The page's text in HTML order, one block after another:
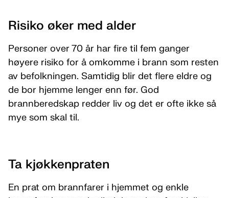
Risiko øker med alder
Personer over 70 år har fire til fem ganger
høyere risiko for å omkomme i brann som resten
av befolkningen. Samtidig blir det flere eldre og
de bor hjemme lenger enn før. God
brannberedskap redder liv og det er ofte ikke så
mye som skal til.
Ta kjøkkenpraten
En prat om brannfarer i hjemmet og enkle